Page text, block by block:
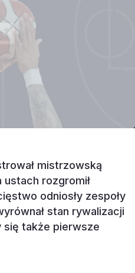
mistrzowską
rozgromił
odniosły zespoły
stan rywalizacji
się także pierwsze